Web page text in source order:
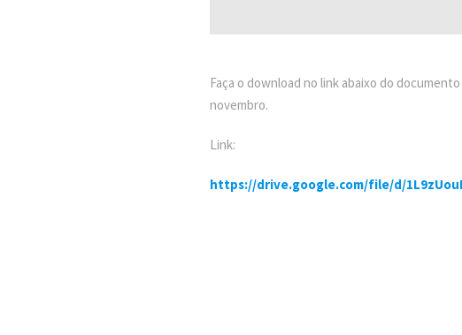
Faça o download no link abaixo do
novembro.
Link:
https://drive.google.com/file/d/